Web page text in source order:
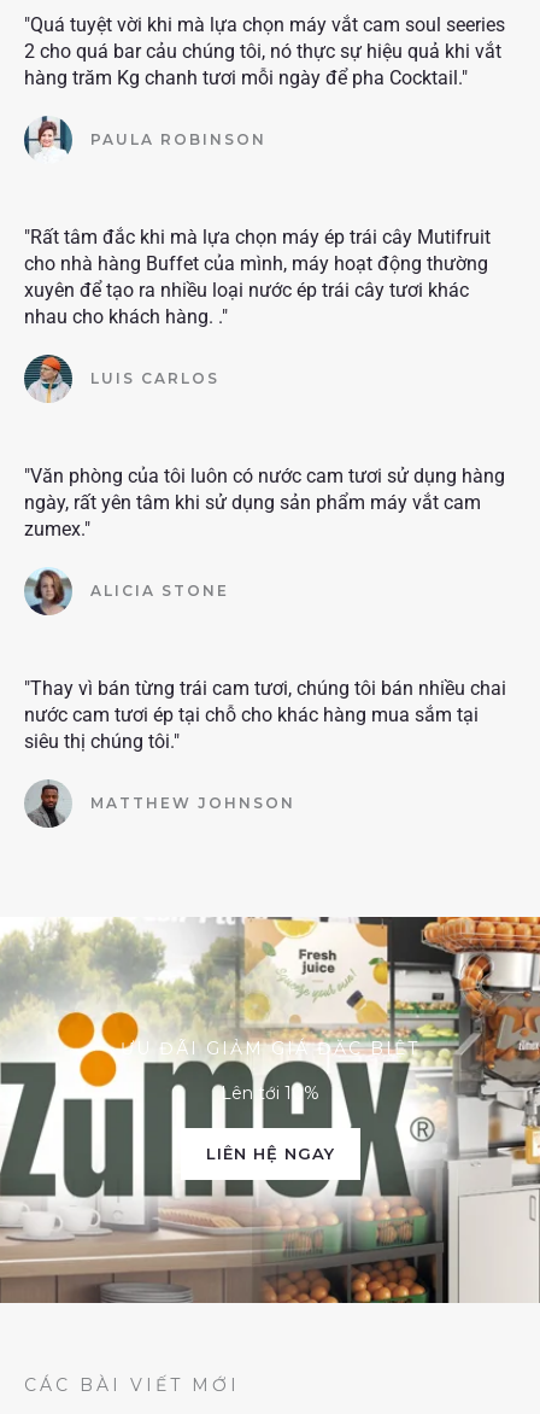
"Quá tuyệt vời khi mà lựa chọn máy vắt cam soul seeries
2 cho quá bar cảu chúng tôi, nó thực sự hiệu quả khi vắt
hàng trăm Kg chanh tươi mỗi ngày để pha Cocktail."
PAULA ROBINSON
"Rất tâm đắc khi mà lựa chọn máy ép trái cây Mutifruit
cho nhà hàng Buffet của mình, máy hoạt động thường
xuyên để tạo ra nhiều loại nước ép trái cây tươi khác
nhau cho khách hàng. ."
LUIS CARLOS
"Văn phòng của tôi luôn có nước cam tươi sử dụng hàng
ngày, rất yên tâm khi sử dụng sản phẩm máy vắt cam
zumex."
ALICIA STONE
"Thay vì bán từng trái cam tươi, chúng tôi bán nhiều chai
nước cam tươi ép tại chỗ cho khác hàng mua sắm tại
siêu thị chúng tôi."
MATTHEW JOHNSON
ƯU ĐÃI GIẢM GIÁ ĐẶC BIỆT
Lên tới 10%
LIÊN HỆ NGAY
CÁC BÀI VIẾT MỚI